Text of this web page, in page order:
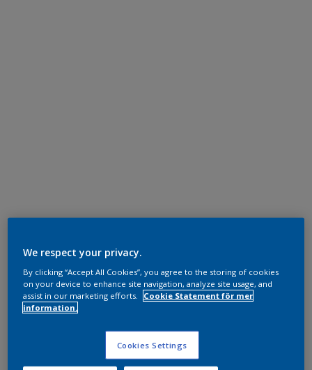
We respect your privacy.
By clicking “Accept All Cookies”, you agree to the storing of cookies
on your device to enhance site navigation, analyze site usage, and
assist in our marketing efforts.
Cookie Statement för mer
information.
Cookies Settings